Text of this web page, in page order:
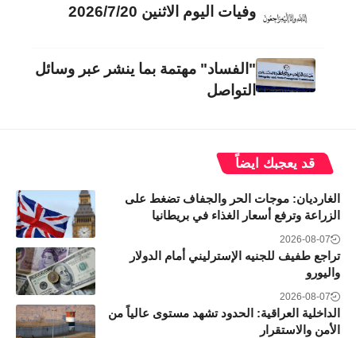
وفيات اليوم الاثنين 2026/7/20
"الفساد" مهتمة بما ينشر عبر وسائل
التواصل
قد يعجبك ايضاً
الغارديان: موجات الحر والجفاف تضغط على
الزراعة وترفع أسعار الغذاء في بريطانيا
2026-08-07
تراجع طفيف للجنيه الإسترليني أمام الدولار
واليورو
2026-08-07
الداخلية العراقية: الحدود تشهد مستوى عالياً من
الأمن والاستقرار